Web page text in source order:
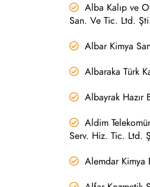
Alba Kalıp ve
San. Ve Tic. Ltd.
Albar Kimya
Albaraka Türk
Albayrak Hazır
Aldim
Serv. Hiz. Tic. Ltd.
Alemdar Kimya